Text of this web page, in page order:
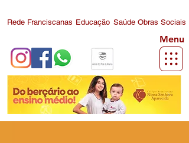
Rede Franciscanas Educação Saúde Obras Sociais
Menu